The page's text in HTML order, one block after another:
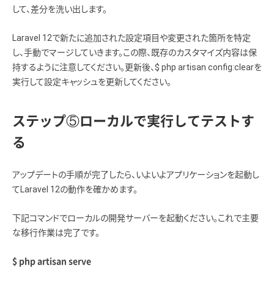
して、差分を洗い出します。
Laravel 12で新たに追加された設定項目や変更された箇所を特定
し、手動でマージしていきます。この際、既存のカスタマイズ内容は保
持するように注意してください。更新後、$ php artisan config:clearを
実行して設定キャッシュを更新してください。
ステップ⑤ローカルで実行してテストす
る
アップデートの手順が完了したら、いよいよアプリケーションを起動し
てLaravel 12の動作を確かめます。
下記コマンドでローカルの開発サーバーを起動ください。これで主要
な移行作業は完了です。
$ php artisan serve